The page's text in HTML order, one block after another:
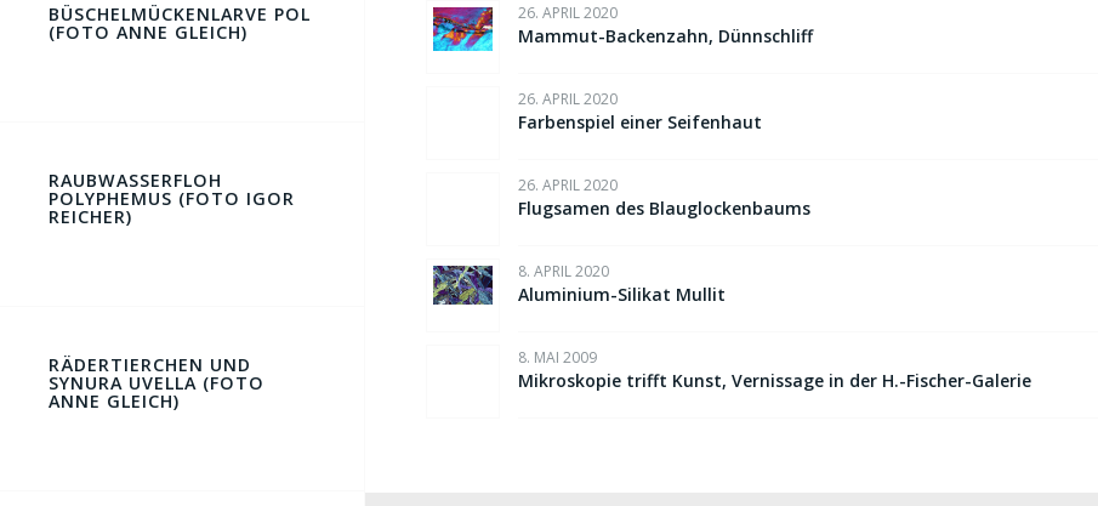
BÜSCHELMÜCKENLARVE POL
(FOTO ANNE GLEICH)
RAUBWASSERFLOH
POLYPHEMUS (FOTO IGOR
REICHER)
RÄDERTIERCHEN UND
SYNURA UVELLA (FOTO
ANNE GLEICH)
26. APRIL 2020
Mammut-Backenzahn, Dünnschliff
26. APRIL 2020
Farbenspiel einer Seifenhaut
26. APRIL 2020
Flugsamen des Blauglockenbaums
8. APRIL 2020
Aluminium-Silikat Mullit
8. MAI 2009
Mikroskopie trifft Kunst, Vernissage in der H.-Fischer-Galerie